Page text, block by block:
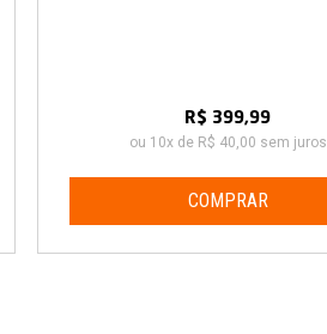
R$ 399,99
ou 10x de R$ 40,00 sem juros
COMPRAR